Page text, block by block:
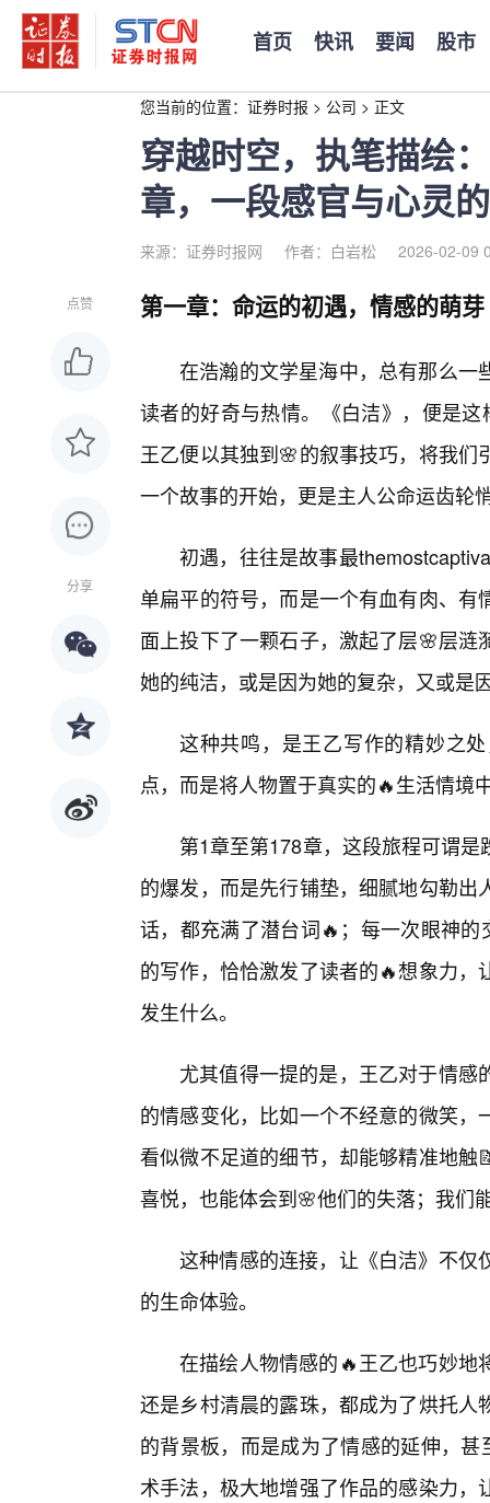
首页 快讯 要闻 股市
您当前的位置： 证券时报 > 公司 > 正文
穿越时空，执笔描绘
章，一段感官与心灵
来源：证券时报网 作者：白岩松 2026-02-09
点赞
分享
第一章：命运的初遇，情感的萌芽
在浩瀚的文学星海中，总有那么一
读者的好奇与热情。《白洁》，便是
王乙便以其独到🌸的叙事技巧，将我
一个故事的开始，更是主人公命运齿轮
初遇，往往是故事最
单扁平的符号，而是一个有血有肉、
面上投下了一颗石子，激起了层🌸层
她的纯洁，或是因为她的复杂，又或是
这种共鸣，是王乙写作的精妙之
点，而是将人物置于真实的🔥生活情境
第1章至第178章，这段旅程可谓
的爆发，而是先行铺垫，细腻地勾勒
话，都充满了潜台词🔥；每一次眼神
的写作，恰恰激发了读者的🔥想象力
发生什么。
尤其值得一提的是，王乙对于情
的情感变化，比如一个不经意的微笑
看似微不足道的细节，却能够精准地
喜悦，也能体会到🌸他们的失落；我们
这种情感的连接，让《白洁》不仅
的生命体验。
在描绘人物情感的🔥王乙也巧妙地
还是乡村清晨的露珠，都成为了烘托
的背景板，而是成为了情感的延伸，
术手法，极大地增强了作品的感染力